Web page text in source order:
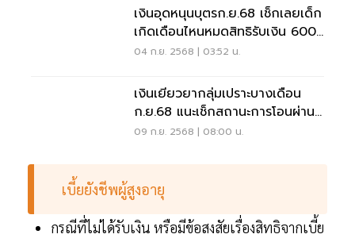
เงินอุดหนุนบุตรก.ย.68 เช็กเลยเด็ก
เกิดเดือนไหนหมดสิทธิรับเงิน 600
บาท
04 ก.ย. 2568 | 03:52 น.
เงินเยียวยากลุ่มเปราะบางเดือน
ก.ย.68 แนะเช็กสถานะการโอนผ่าน
แอปทางรัฐ
09 ก.ย. 2568 | 08:00 น.
เบี้ยยังชีพผู้สูงอายุ
กรณีที่ไม่ได้รับเงิน หรือมีข้อสงสัยเรื่องสิทธิจากเบี้ย